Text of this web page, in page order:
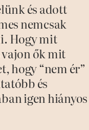
és adott
nemcsak
Hogy mit
ők mit
hogy “nem ér”
és
igen hiányos